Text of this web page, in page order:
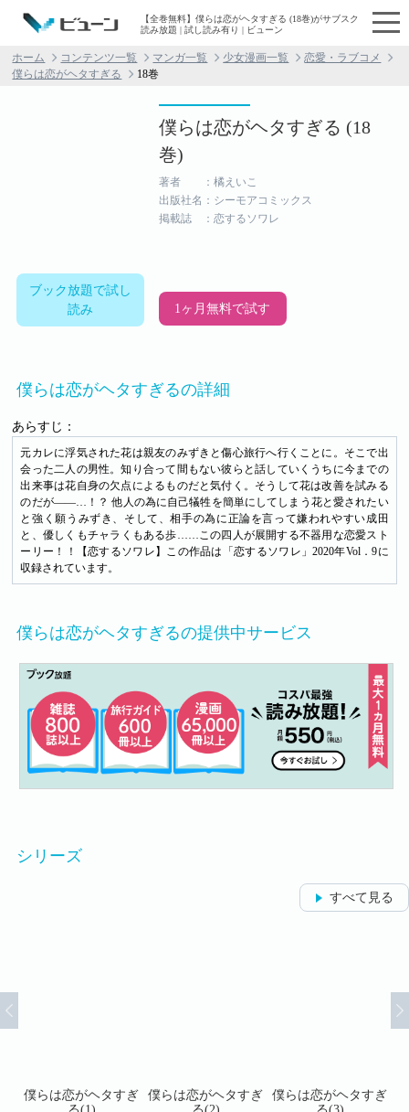
【全巻無料】僕らは恋がヘタすぎる (18巻)がサブスク
読み放題 | 試し読み有り | ビューン
ホーム コンテンツ一覧 マンガ一覧 少女漫画一覧
恋愛・ラブコメ
僕らは恋がヘタすぎる
18巻
ブック放題で試し
読み
僕らは恋がヘタすぎる (18
巻)
著者 ：橘えいこ
出版社名：シーモアコミックス
掲載誌 ：恋するソワレ
1ヶ月無料で試す
僕らは恋がヘタすぎるの詳細
あらすじ：
元カレに浮気された花は親友のみずきと傷心旅行へ行くことに。そこで出
会った二人の男性。知り合って間もない彼らと話していくうちに今までの
出来事は花自身の欠点によるものだと気付く。そうして花は改善を試みる
のだが――…！？ 他人の為に自己犠牲を簡単にしてしまう花と愛されたい
と強く願うみずき、そして、相手の為に正論を言って嫌われやすい成田
と、優しくもチャラくもある歩……この四人が展開する不器用な恋愛スト
ーリー！！【恋するソワレ】この作品は「恋するソワレ」2020年Vol．9に
収録されています。
僕らは恋がヘタすぎるの提供中サービス
シリーズ
すべて見る
僕らは恋がヘタすぎ
僕らは恋がヘタすぎ
僕らは恋がヘタすぎ